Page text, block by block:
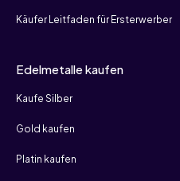
Käufer Leitfaden für Ersterwerber
Edelmetalle kaufen
Kaufe Silber
Gold kaufen
Platin kaufen